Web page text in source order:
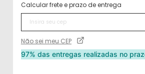
Calcular frete e prazo de entrega
Não sei meu CEP
97% das entregas realizadas no